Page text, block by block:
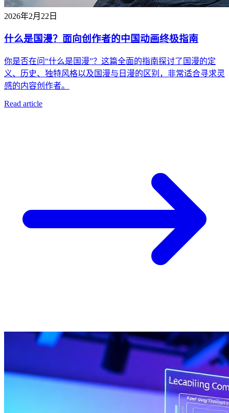
2026年2月22日
什么是国漫？面向创作者的中国动画终极指南
你是否在问“什么是国漫”？这篇全面的指南探讨了国漫的定
义、历史、独特风格以及国漫与日漫的区别，非常适合寻求灵
感的内容创作者。
Read article